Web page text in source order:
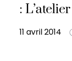
:
11 avril 2014